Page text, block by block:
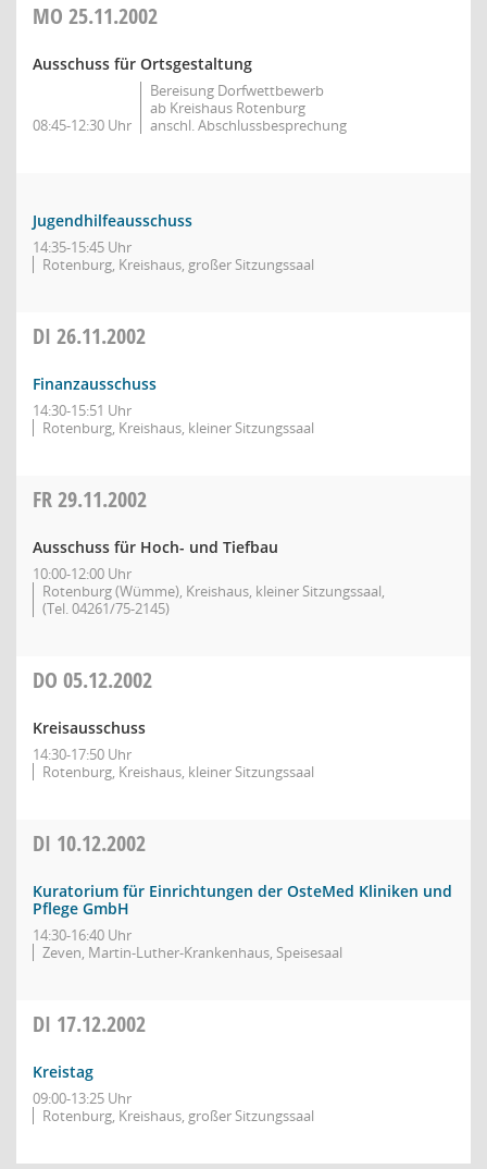
MO 25.11.2002
Ausschuss für Ortsgestaltung
08:45-12:30 Uhr
Bereisung Dorfwettbewerb
ab Kreishaus Rotenburg
anschl. Abschlussbesprechung
Jugendhilfeausschuss
14:35-15:45 Uhr
Rotenburg, Kreishaus, großer Sitzungssaal
DI 26.11.2002
Finanzausschuss
14:30-15:51 Uhr
Rotenburg, Kreishaus, kleiner Sitzungssaal
FR29.11.2002
Ausschuss für Hoch- und Tiefbau
10:00-12:00 Uhr
Rotenburg (Wümme), Kreishaus, kleiner Sitzungssaal,
(Tel. 04261/75-2145)
DO 05.12.2002
Kreisausschuss
14:30-17:50 Uhr
Rotenburg, Kreishaus, kleiner Sitzungssaal
DI 10.12.2002
Kuratorium für Einrichtungen der OsteMed Kliniken und
Pflege GmbH
14:30-16:40 Uhr
Zeven, Martin-Luther-Krankenhaus, Speisesaal
DI 17.12.2002
Kreistag
09:00-13:25 Uhr
Rotenburg, Kreishaus, großer Sitzungssaal